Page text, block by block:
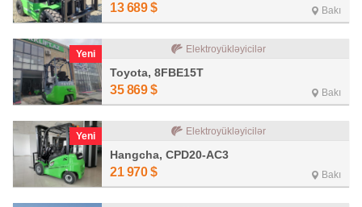
13 689 $ Bakı
Yeni Elektroyükləyicilər
Toyota, 8FBE15T
35 869 $ Bakı
Yeni Elektroyükləyicilər
Hangcha, CPD20-AC3
21 970 $ Bakı